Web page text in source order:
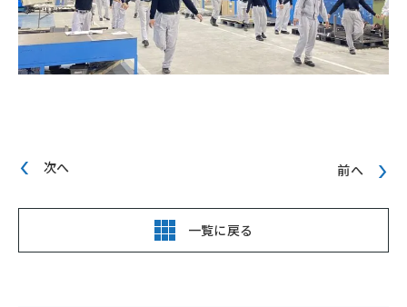
次へ 前へ
一覧に戻る